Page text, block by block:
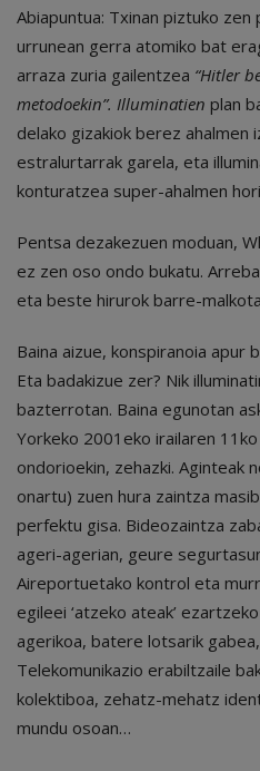
Abiapuntua: Txinan piztuko
urrunean gerra atomiko bat
arraza zuria gailentzea “Hitler
metodoekin”. Illuminatien plan
delako gizakiok berez ahalmen
estralurtarrak garela, eta
konturatzea super-ahalmen
Pentsa dezakezuen moduan,
ez zen oso ondo bukatu.
eta beste hirurok barre-
Baina aizue, konspiranoia apur
Eta badakizue zer? Nik
bazterrotan. Baina egunotan
Yorkeko 2001eko irailaren
ondorioekin, zehazki. Aginteak
onartu) zuen hura zaintza
perfektu gisa. Bideozaintza
ageri-agerian, geure
Aireportuetako kontrol eta
egileei ‘atzeko ateak’
agerikoa, batere lotsarik
Telekomunikazio erabiltzaile
kolektiboa, zehatz-mehatz
mundu osoan…